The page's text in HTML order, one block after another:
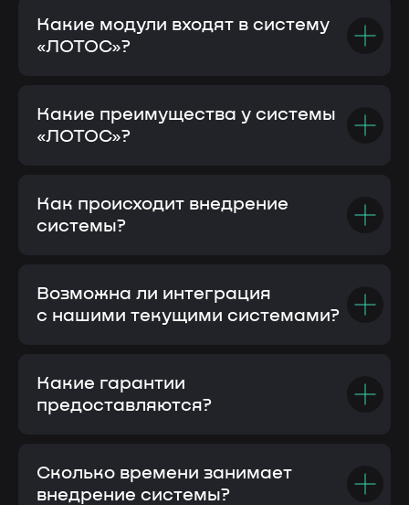
Какие модули входят в систему
«ЛОТОС»?
Какие преимущества у системы
«ЛОТОС»?
Как происходит внедрение
системы?
Возможна ли интеграция
с нашими текущими системами?
Какие гарантии
предоставляются?
Сколько времени занимает
внедрение системы?
Контактные лица
Терентьева Оксана Александровна
8 986 759 15 41
nelumbo-it@mail.ru
© Все права защищены